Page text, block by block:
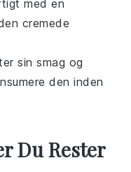
med en
cremede
sin smag og
den inden
Du Rester